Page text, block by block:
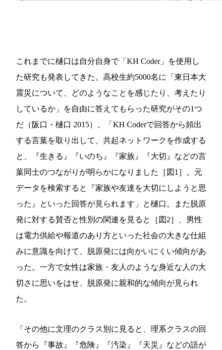
これまでに樋口は自分自身で「KH Coder」を使用し
た研究も発表してきた。高校生約5000名に「東日本大
震災について、どのようなことを感じたり、考えたり
しているか」を自由に答えてもらった研究がその1つ
だ（阪口・樋口 2015）。「KH Coderで回答から頻出
する言葉を取り出して、共起ネットワークを作成する
と、『生きる』『いのち』『家族』『大切』などの言
葉同士のつながりが明らかになりました［図1］。元
データを検索すると『家族や友達を大切にしようと思
った』といった回答が見られます」と樋口。また脱原
発に対する賛否と性別の関連を見ると［図2］、男性
は電力供給や報道のあり方といった社会の大きな仕組
みに意識を向けて、脱原発には向かいにくい傾向があ
った。一方で女性は家族・友人のような身近な人の大
切さに思いをはせ、脱原発に親和的な傾向が見られ
た。
「その他に文理のクラス別に見ると、理系クラスの回
答から『事故』『危険』『汚染』『天災』などの語が